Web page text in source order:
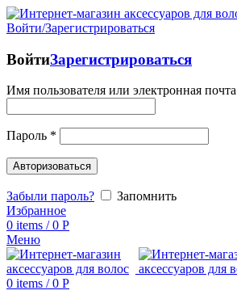
Войти/Зарегистрироваться
ВойтиЗарегистрироваться
Имя пользователя или электронная почта
Пароль *
Авторизоваться
Забыли пароль?
Запомнить
Избранное
0 items / 0 Р
Меню
0 items / 0 Р